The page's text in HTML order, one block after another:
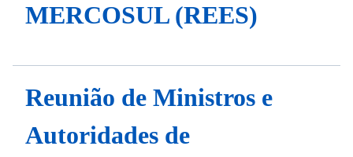
MERCOSUL (REES)
Reunião de Ministros e
Autoridades de